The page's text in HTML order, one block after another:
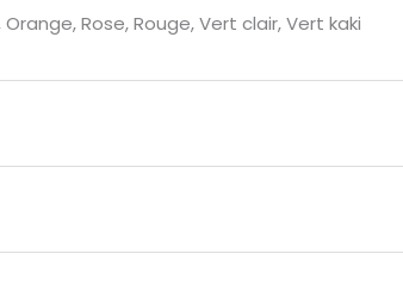
Rose, Rouge, Vert clair, Vert kaki